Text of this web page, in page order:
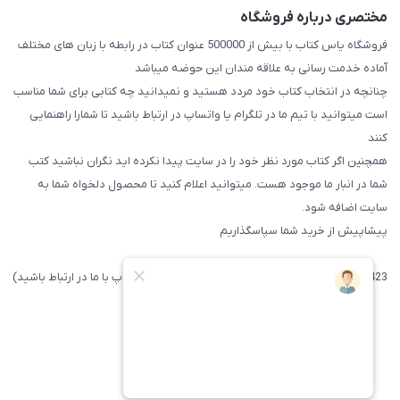
مختصری درباره فروشگاه
فروشگاه یاس کتاب با بیش از 500000 عنوان کتاب در رابطه با زبان های مختلف
آماده خدمت رسانی به علاقه مندان این حوضه میباشد
چنانچه در انتخاب کتاب خود مردد هستید و نمیدانید چه کتابی برای شما مناسب
است میتوانید با تیم ما در تلگرام یا واتساپ در ارتباط باشید تا شما‌را راهنمایی
کنند
همچنین اگر کتاب مورد نظر خود را در سایت پیدا نکرده اید نگران نباشید کتب
شما در انبار ما موجود هست. میتوانید اعلام کنید تا محصول دلخواه شما به
سایت اضافه شود.
پیشاپیش از خرید شما سپاسگذاریم
09371742423 (لطفا فقط پیامک داده و یا از طریق واتساپ با ما در ارتباط باشید)